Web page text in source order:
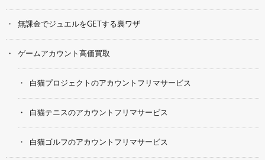
無課金でジュエルをGETする裏ワザ
ゲームアカウント高価買取
白猫プロジェクトのアカウントフリマサービス
白猫テニスのアカウントフリマサービス
白猫ゴルフのアカウントフリマサービス